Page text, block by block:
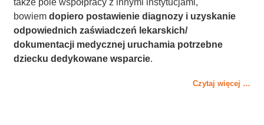
także pole współpracy z innymi instytucjami,
bowiemdopiero postawienie diagnozy i uzyskanie
odpowiednich zaświadczeń lekarskich/
dokumentacji medycznej uruchamia potrzebne
dziecku dedykowane wsparcie.
Czytaj więcej …